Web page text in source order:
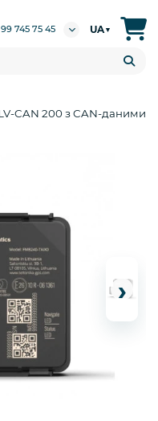
745 75 45 UA▼
CAN 200 з CAN-даними
›